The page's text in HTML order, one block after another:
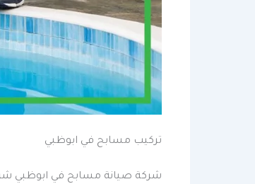
تركيب مسابح في ابوظبي
شركة صيانة مسابح في ابوظبي